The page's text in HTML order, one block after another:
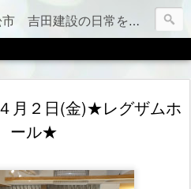
金のこと、カフェやお店情報、ママ会のこと等など、カテゴリー別でもご覧いただけます（右上のメニューボタンを押してね）
月２日(金)★レグザムホ
ール★